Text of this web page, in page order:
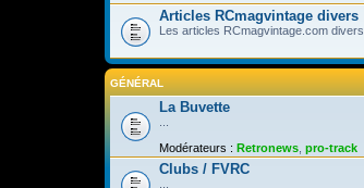
Articles RCmagvintage divers
Les articles RCmagvintage.com divers
GÉNÉRAL
La Buvette
Modérateurs : Retronews pro-track
Clubs / FVRC